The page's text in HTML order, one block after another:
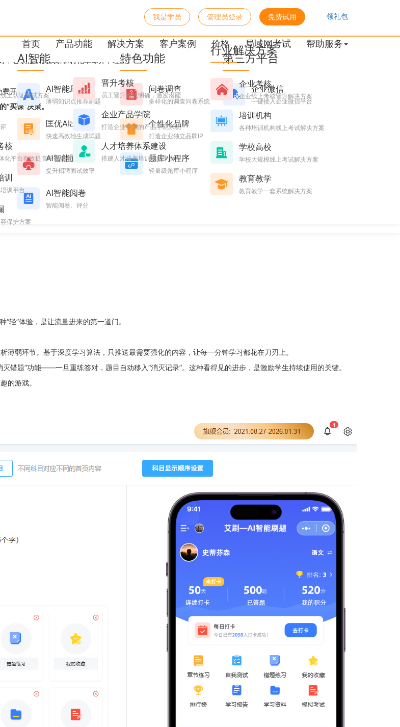
我是学员 管理员登录 免费试用 领礼包
首页
AI智能
AI智能刷题
薄弱知识点推荐刷题
匡优AI出题
快速高效地生成试题
AI智能面试
提升招聘面试效率
AI智能阅卷
智能阅卷、评分
特色功能
问卷调查
多样化的调查问卷系统
个性化品牌
打造企业独立品牌IP
题库小程序
轻量级题库小程序
第三方平台
企业微信
一键接入企业微信平台
产品功能
上认证考试方案
核
化平台有效提高培训效果
训
训平台
保护方案
晋升考核
员工晋升路线明确，激发潜能
企业产品学院
打造企业专属的产品学院系统
人才培养体系建设
搭建人才培养培训考核平台
行业解决方案
企业考核
企业线上考核晋升解决方案
培训机构
各种培训机构线上考试解决方案
学校高校
学校大规模线上考试解决方案
教育教学
教育教学一套系统解决方案
解决方案 客户案例 价格 局域网考试 帮助服务
引流，生源自动找上门
不容易拉来的试听课转化率却并不理想。
费开放出去。
“买课”决策。
“轻”体验，是让流量进来的第一道门。
弱环节。基于深度学习算法，只推送最需要强化的内容，让每一分钟学习都花在刀刃上。
错题”功能——一旦重练答对，题目自动移入“消灭记录”。这种看得见的进步，是激励学生持续使用的关键。
的游戏。